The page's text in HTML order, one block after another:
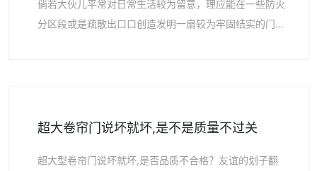
倘若大伙儿平常对日常生活较为留意，理应能在一些防火
分区段或是疏散出口口创造发明一扇较为牢固结实的门，
超大卷帘门说坏就坏,是不是质量不过关
超大型卷帘门说坏就坏,是否品质不合格？友谊的划子翻